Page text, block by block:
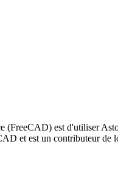
(FreeCAD) est d'utiliser
et est un contributeur de